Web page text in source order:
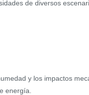
de diversos
y los impactos
energía.